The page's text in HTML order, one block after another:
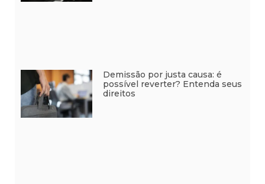
Demissão por justa causa: é
possível reverter? Entenda seus
direitos